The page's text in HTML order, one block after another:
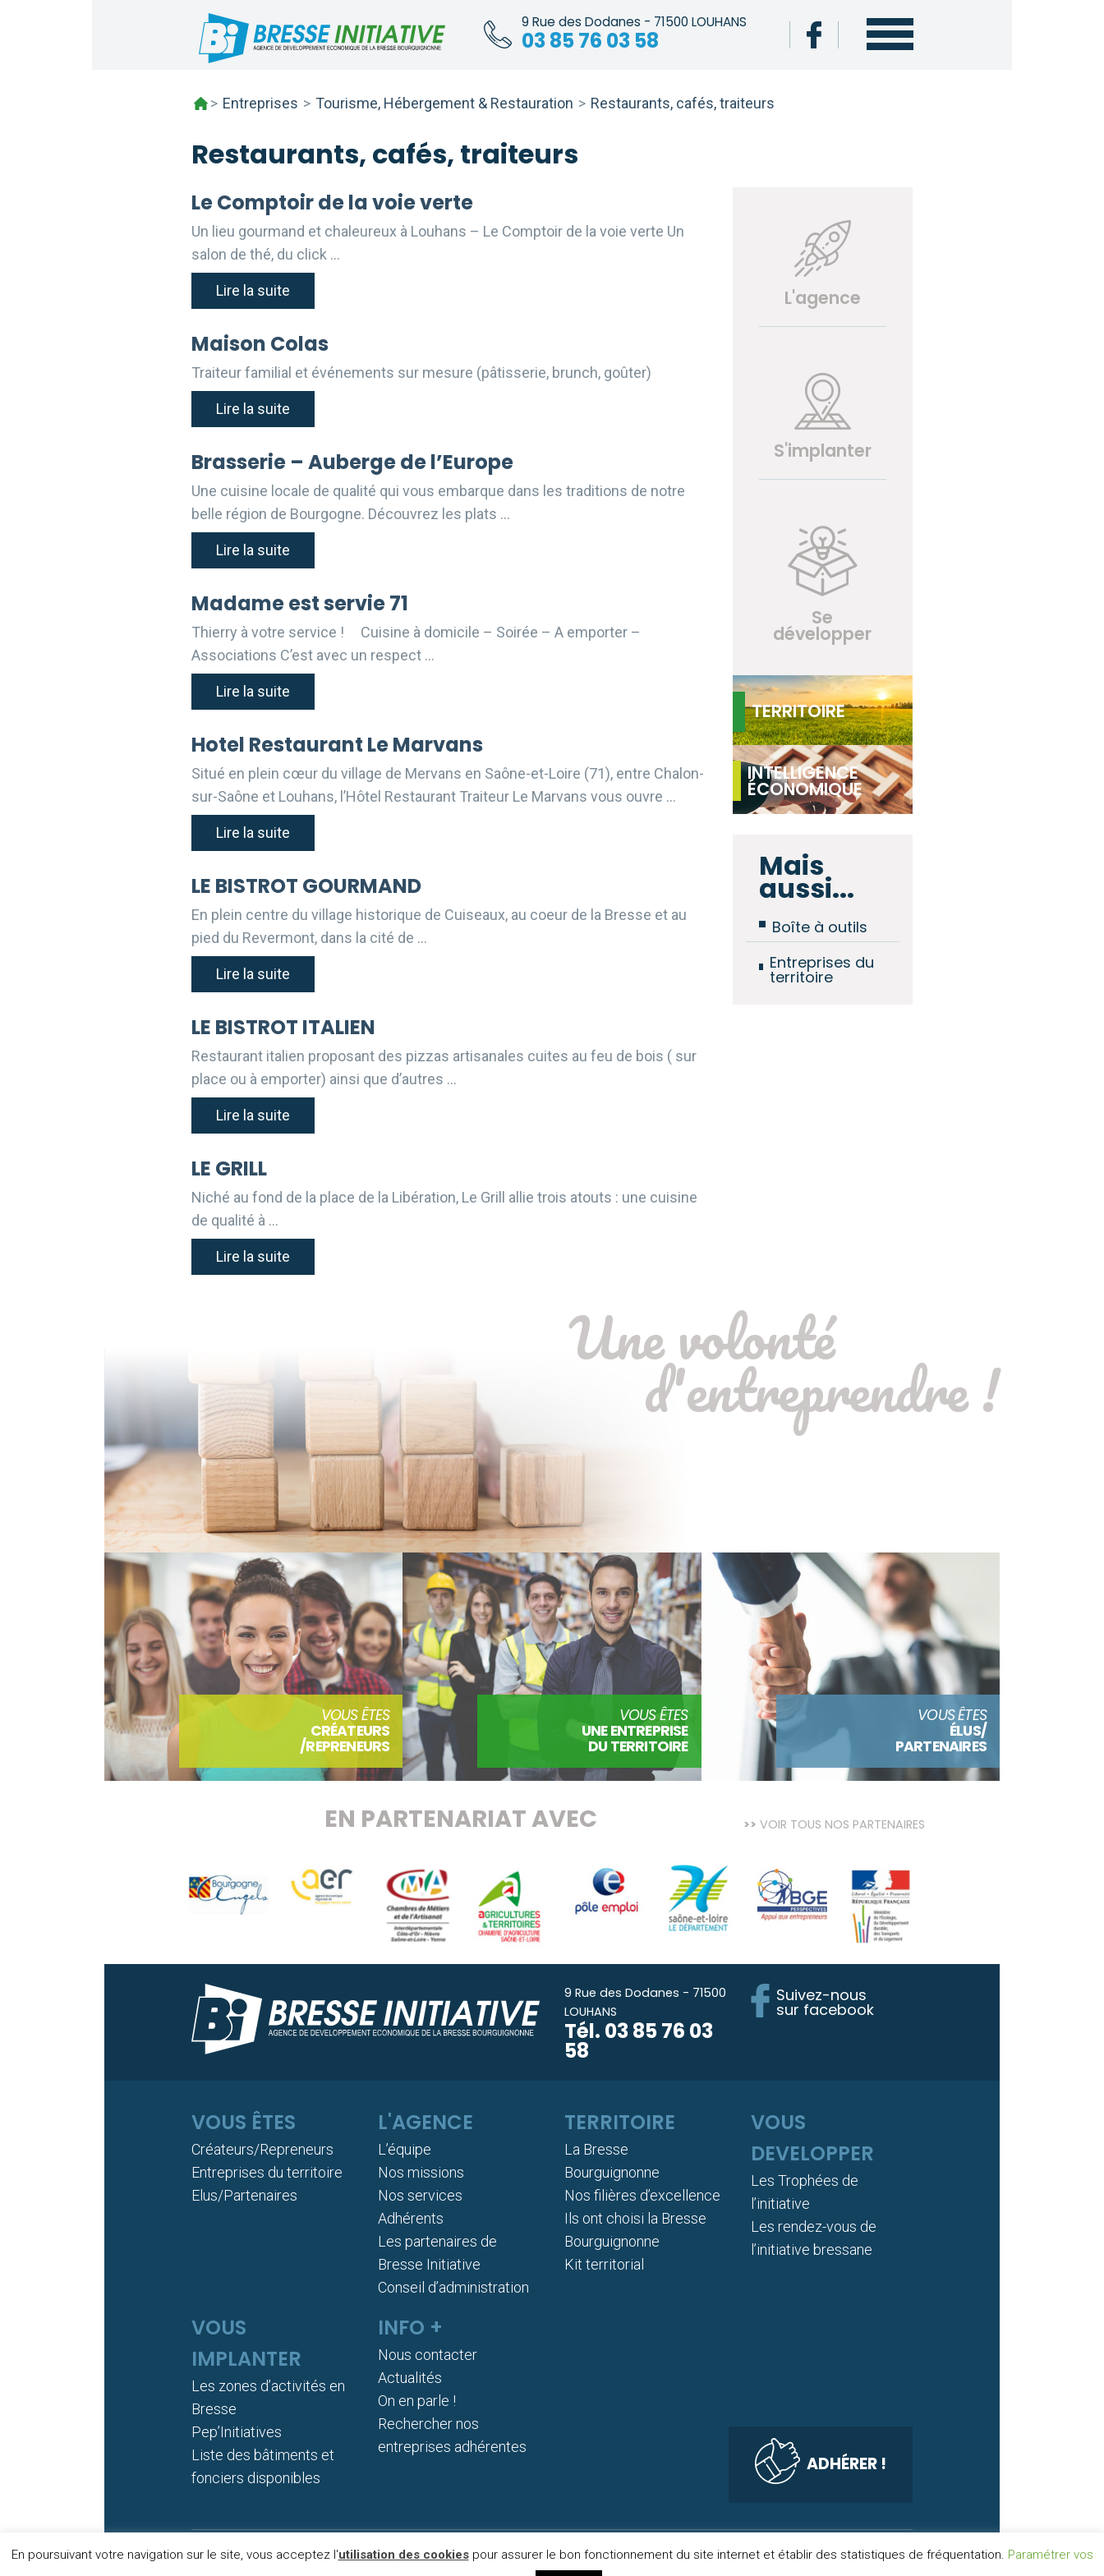
9 Rue des Dodanes - 71500 LOUHANS
03 85 76 03 58
> Entreprises > Tourisme, Hébergement & Restauration > Restaurants, cafés, traiteurs
Restaurants, cafés, traiteurs
Le Comptoir de la voie verte
Un lieu gourmand et chaleureux à Louhans – Le Comptoir de la voie verte Un
salon de thé, du click …
Lire la suite
Maison Colas
Traiteur familial et événements sur mesure (pâtisserie, brunch, goûter)
Lire la suite
Brasserie – Auberge de l’Europe
Une cuisine locale de qualité qui vous embarque dans les traditions de notre
belle région de Bourgogne. Découvrez les plats …
Lire la suite
Madame est servie 71
Thierry à votre service ! Cuisine à domicile – Soirée – A emporter –
Associations C’est avec un respect …
Lire la suite
Hotel Restaurant Le Marvans
Situé en plein cœur du village de Mervans en Saône-et-Loire (71), entre Chalon-
sur-Saône et Louhans, l’Hôtel Restaurant Traiteur Le Marvans vous ouvre …
Lire la suite
LE BISTROT GOURMAND
En plein centre du village historique de Cuiseaux, au coeur de la Bresse et au
pied du Revermont, dans la cité de …
Lire la suite
LE BISTROT ITALIEN
Restaurant italien proposant des pizzas artisanales cuites au feu de bois ( sur
place ou à emporter) ainsi que d’autres …
Lire la suite
LE GRILL
Niché au fond de la place de la Libération, Le Grill allie trois atouts : une cuisine
de qualité à …
Lire la suite
L'agence
S'implanter
Se
développer
TERRITOIRE
INTELLIGENCE
ÉCONOMIQUE
Mais
aussi...
Boîte à outils
Entreprises du
territoire
Une volonté
d'entreprendre !
VOUS ÊTES
CRÉATEURS
/REPRENEURS
VOUS ÊTES
UNE ENTREPRISE
DU TERRITOIRE
VOUS ÊTES
ÉLUS/
PARTENAIRES
EN PARTENARIAT AVEC VOIR TOUS NOS PARTENAIRES
9 Rue des Dodanes - 71500
LOUHANS
Tél. 03 85 76 03
58
Suivez-nous
sur facebook
VOUS ÊTES
Créateurs/Repreneurs
Entreprises du territoire
Elus/Partenaires
L'AGENCE
L’équipe
Nos missions
Nos services
Adhérents
Les partenaires de
Bresse Initiative
Conseil d’administration
TERRITOIRE
La Bresse
Bourguignonne
Nos filières d’excellence
Ils ont choisi la Bresse
Bourguignonne
Kit territorial
VOUS
DEVELOPPER
Les Trophées de
l’initiative
Les rendez-vous de
l’initiative bressane
VOUS
IMPLANTER
Les zones d’activités en
Bresse
Pep’Initiatives
Liste des bâtiments et
fonciers disponibles
INFO +
Nous contacter
Actualités
On en parle !
Rechercher nos
entreprises adhérentes
ADHÉRER !
DONNÉES PERSONNELLES COOKIES MENTIONS LÉGALES PLAN DE SITE PUBLIGO 2020
En poursuivant votre navigation sur le site, vous acceptez l'utilisation des cookiespour assurer le bon fonctionnement du site internet et établir des statistiques de fréquentation. Paramétrer vos